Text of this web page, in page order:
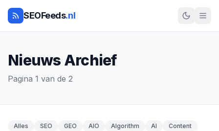
SEOFeeds.nl
Nieuws Archief
Pagina 1 van de 2
Alles SEO GEO AIO Algorithm AI
Content